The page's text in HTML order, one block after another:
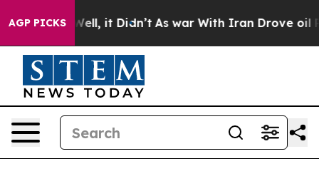
AGP PICKS
Well, it Didn’t As war With Iran Drove oil